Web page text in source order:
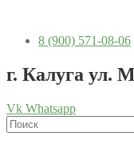
8 (900) 571-08-06
г. Калуга ул.
Vk Whatsapp